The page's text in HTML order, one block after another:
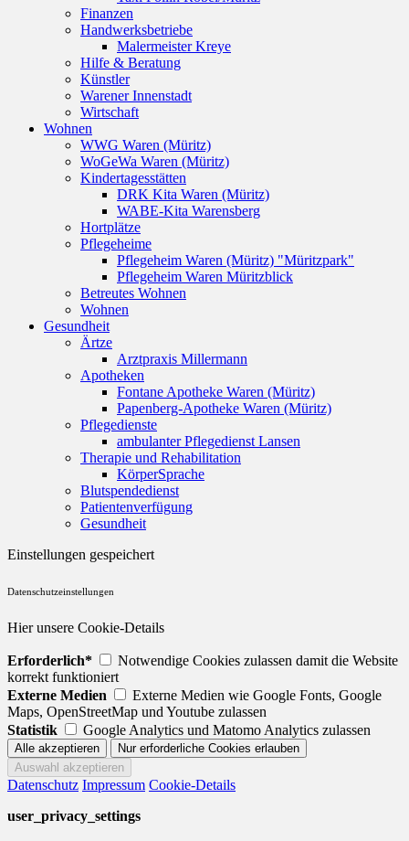
Finanzen
Handwerksbetriebe
Malermeister Kreye
Hilfe & Beratung
Künstler
Warener Innenstadt
Wirtschaft
Wohnen
WWG Waren (Müritz)
WoGeWa Waren (Müritz)
Kindertagesstätten
DRK Kita Waren (Müritz)
WABE-Kita Warensberg
Hortplätze
Pflegeheime
Pflegeheim Waren (Müritz) "Müritzpark"
Pflegeheim Waren Müritzblick
Betreutes Wohnen
Wohnen
Gesundheit
Ärtze
Arztpraxis Millermann
Apotheken
Fontane Apotheke Waren (Müritz)
Papenberg-Apotheke Waren (Müritz)
Pflegedienste
ambulanter Pflegedienst Lansen
Therapie und Rehabilitation
KörperSprache
Blutspendedienst
Patientenverfügung
Gesundheit
Einstellungen gespeichert
Datenschutzeinstellungen
Hier unsere Cookie-Details
Erforderlich*
Notwendige Cookies zulassen damit die Website
korrekt funktioniert
Externe Medien
Externe Medien wie Google Fonts, Google
Maps, OpenStreetMap und Youtube zulassen
Statistik
Google Analytics und Matomo Analytics zulassen
Datenschutz Impressum Cookie-Details
user_privacy_settings